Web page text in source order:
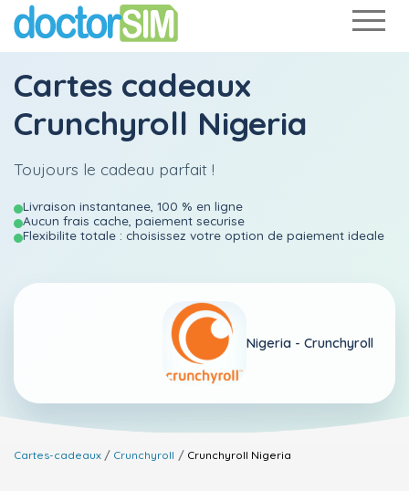
Cartes cadeaux
Crunchyroll Nigeria
Toujours le cadeau parfait !
Livraison instantanee, 100 % en ligne
Aucun frais cache, paiement securise
Flexibilite totale : choisissez votre option de paiement ideale
Nigeria - Crunchyroll
Cartes-cadeaux Crunchyroll Crunchyroll Nigeria